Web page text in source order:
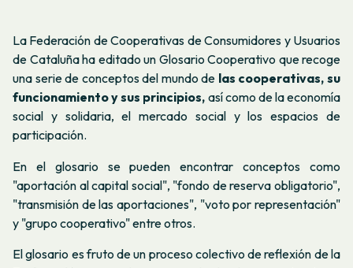
La Federación de Cooperativas de Consumidores y Usuarios
de Cataluña ha editado un Glosario Cooperativo que recoge
una serie de conceptos del mundo de las cooperativas, su
funcionamiento y sus principios, así como de la economía
social y solidaria, el mercado social y los espacios de
participación.
En el glosario se pueden encontrar conceptos como
"aportación al capital social", "fondo de reserva obligatorio",
"transmisión de las aportaciones", "voto por representación"
y "grupo cooperativo" entre otros.
El glosario es fruto de un proceso colectivo de reflexión de la